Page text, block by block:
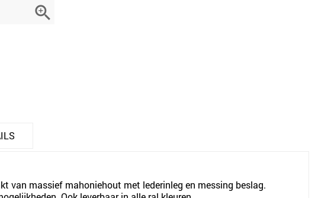

van massief mahoniehout met lederinleg en messing beslag.